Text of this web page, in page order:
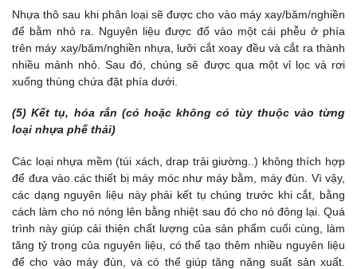
Nhựa thô sau khi phân loại sẽ được cho vào máy xay/băm/nghiền
để bằm nhỏ ra. Nguyên liệu được đổ vào một cái phễu ở phía
trên máy xay/băm/nghiền nhựa, lưỡi cắt xoay đều và cắt ra thành
nhiều mảnh nhỏ. Sau đó, chúng sẽ được qua một vỉ lọc và rơi
xuống thùng chứa đặt phía dưới.
(5) Kết tụ, hóa rắn (có hoặc không có tùy thuộc vào từng
loại nhựa phế thải)
Các loại nhựa mềm (túi xách, drap trải giường..) không thích hợp
để đưa vào các thiết bị máy móc như máy bằm, máy đùn. Vì vậy,
các dạng nguyên liệu này phải kết tụ chúng trước khi cắt, bằng
cách làm cho nó nóng lên bằng nhiệt sau đó cho nó đông lại. Quá
trình này giúp cải thiện chất lượng của sản phẩm cuối cùng, làm
tăng tỷ trọng của nguyên liệu, có thể tạo thêm nhiều nguyên liệu
để cho vào máy đùn, và có thể giúp tăng năng suất sản xuất.